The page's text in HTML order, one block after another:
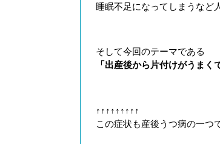
睡眠不足になってしまうなど
そして今回のテーマである
「出産後から片付けがうまく
↑↑↑↑↑↑↑↑↑
この症状も産後うつ病の一つ